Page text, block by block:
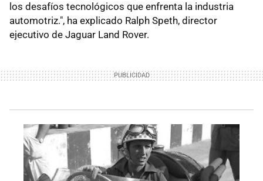
los desafíos tecnológicos que enfrenta la industria
automotriz.", ha explicado Ralph Speth, director
ejecutivo de Jaguar Land Rover.